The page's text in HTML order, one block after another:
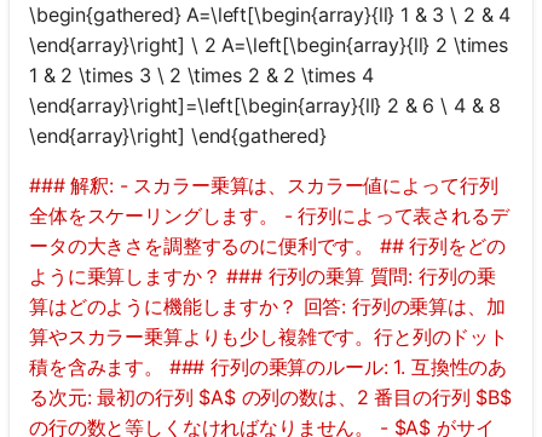
\begin{gathered} A=\left[\begin{array}{ll} 1 & 3 \ 2 & 4
\end{array}\right] \ 2 A=\left[\begin{array}{ll} 2 \times
1 & 2 \times 3 \ 2 \times 2 & 2 \times 4
\end{array}\right]=\left[\begin{array}{ll} 2 & 6 \ 4 & 8
\end{array}\right] \end{gathered}
### 解釈: - スカラー乗算は、スカラー値によって行列
全体をスケーリングします。 - 行列によって表されるデ
ータの大きさを調整するのに便利です。 ## 行列をどの
ように乗算しますか？ ### 行列の乗算 質問: 行列の乗
算はどのように機能しますか？ 回答: 行列の乗算は、加
算やスカラー乗算よりも少し複雑です。行と列のドット
積を含みます。 ### 行列の乗算のルール: 1. 互換性のあ
る次元: 最初の行列 $A$ の列の数は、2 番目の行列 $B$
の行の数と等しくなければなりません。 - $A$ がサイ